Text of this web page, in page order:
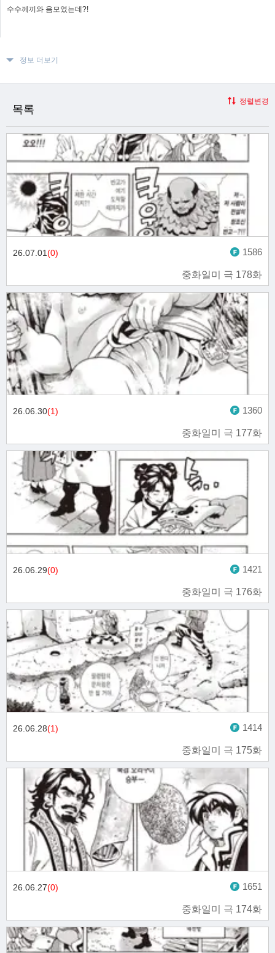
수수께끼와 음모였는데?!
정보 더보기
목록
정렬변경
중화일미 극 178화
26.07.01(0) 1586
중화일미 극 177화
26.06.30(1) 1360
중화일미 극 176화
26.06.29(0) 1421
중화일미 극 175화
26.06.28(1) 1414
중화일미 극 174화
26.06.27(0) 1651